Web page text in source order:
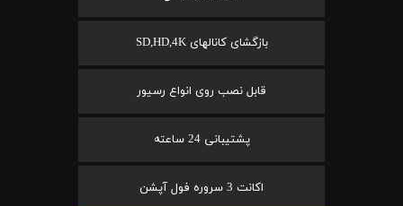
بازگشای کانالهای SD,HD,4K
قابل نصب روی انواع رسیور
پشتیبانی 24 ساعته
اکانت 3 سروره فول آپشن